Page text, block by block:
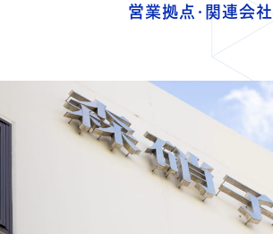
営業拠点・関連会社